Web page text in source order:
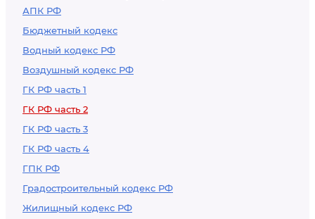
АПК РФ
Бюджетный кодекс
Водный кодекс РФ
Воздушный кодекс РФ
ГК РФ часть 1
ГК РФ часть 2
ГК РФ часть 3
ГК РФ часть 4
ГПК РФ
Градостроительный кодекс РФ
Жилищный кодекс РФ